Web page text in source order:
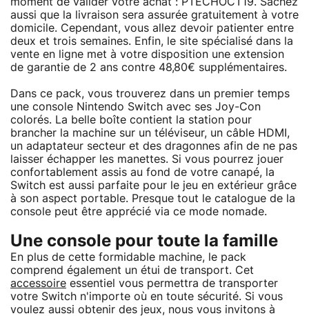
aussi que la livraison sera assurée gratuitement à votre
domicile. Cependant, vous allez devoir patienter entre
deux et trois semaines. Enfin, le site spécialisé dans la
vente en ligne met à votre disposition une extension
de garantie de 2 ans contre 48,80€ supplémentaires.
Dans ce pack, vous trouverez dans un premier temps
une console Nintendo Switch avec ses Joy-Con
colorés. La belle boîte contient la station pour
brancher la machine sur un téléviseur, un câble HDMI,
un adaptateur secteur et des dragonnes afin de ne pas
laisser échapper les manettes. Si vous pourrez jouer
confortablement assis au fond de votre canapé, la
Switch est aussi parfaite pour le jeu en extérieur grâce
à son aspect portable. Presque tout le catalogue de la
console peut être apprécié via ce mode nomade.
Une console pour toute la famille
En plus de cette formidable machine, le pack
comprend également un étui de transport. Cet
accessoire essentiel vous permettra de transporter
votre Switch n'importe où en toute sécurité. Si vous
voulez aussi obtenir des jeux, nous vous invitons à